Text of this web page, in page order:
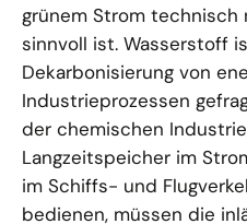
grünem Strom
sinnvoll ist. Wasserstoff
Dekarbonisierung von
Industrieprozessen
der chemischen
Langzeitspeicher im
im Schiffs- und
bedienen, müssen die